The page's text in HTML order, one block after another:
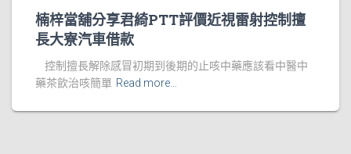
楠梓當舖分享君綺PTT評價近視雷射控制擅
長大寮汽車借款
控制擅長解除感冒初期到後期的止咳中藥應該看中醫中
藥茶飲治咳簡單 Read more…